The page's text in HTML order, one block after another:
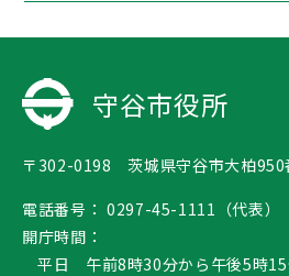
守谷市役所
〒302-0198 茨城県守谷市大柏950
電話番号： 0297-45-1111（代表）
開庁時間：
平日 午前8時30分から午後5時